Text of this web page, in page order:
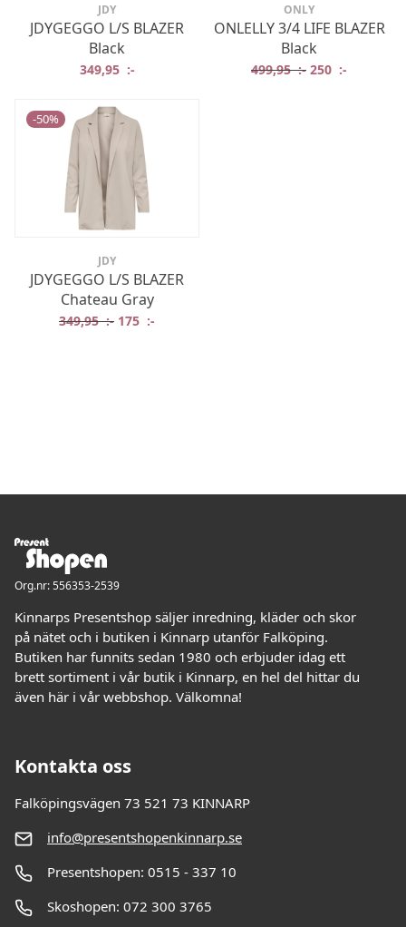
JDY
JDYGEGGO L/S BLAZER
Black
349,95 :-
ONLY
ONLELLY 3/4 LIFE BLAZER
Black
499,95:- Det
250 :-
-50%
JDY
JDYGEGGO L/S BLAZER
Chateau Gray
349,95:- Det ursprungliga priset var: 349,95 :-.
175 :-
Org.nr: 556353-2539
Kinnarps Presentshop säljer inredning, kläder och skor
på nätet och i butiken i Kinnarp utanför Falköping.
Butiken har funnits sedan 1980 och erbjuder idag ett
brett sortiment i vår butik i Kinnarp, en hel del hittar du
även här i vår webbshop. Välkomna!
Kontakta oss
Falköpingsvägen 73 521 73 KINNARP
info@presentshopenkinnarp.se
Presentshopen: 0515 - 337 10
Skoshopen: 072 300 3765